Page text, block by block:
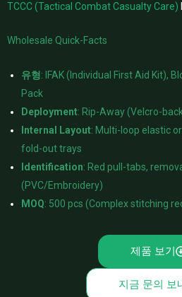
TCCC (Tactical Combat Casualty Care)
Wholesale Quick-Facts
유형: IFAK (Individual First Aid Kit),
Pack
Deployment: Rip-Away (Velcro-
Internal Layout: Multi-loop elastic
fold-out trays
Identification: Red pull-tabs,
(PVC/Embroidery)
MOQ: 500 pcs (Complex stitching
제품 보기
지금 문의 보